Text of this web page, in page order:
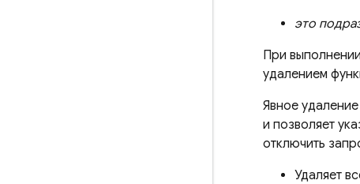
это
При
удалением
Явное
и позволяет
отключить
Удаляет